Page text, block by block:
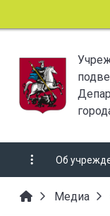
Этот сайт
Об
Медиа